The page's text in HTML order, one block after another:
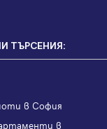
ТЪРСЕНИЯ:
в София
в